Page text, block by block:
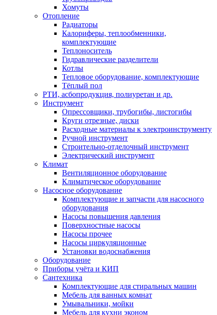
Хомуты
Отопление
Радиаторы
Калориферы, теплообменники,
комплектующие
Теплоноситель
Гидравлические разделители
Котлы
Тепловое оборудование, комплектующие
Тёплый пол
РТИ, асбопродукция, полиуретан и др.
Инструмент
Опрессовщики, трубогибы, листогибы
Круги отрезные, диски
Расходные материалы к электроинструменту
Ручной инструмент
Строительно-отделочный инструмент
Электрический инструмент
Климат
Вентиляционное оборудование
Климатическое оборудование
Насосное оборудование
Комплектующие и запчасти для насосного
оборудования
Насосы повышения давления
Поверхностные насосы
Насосы прочее
Насосы циркуляционные
Установки водоснабжения
Оборудование
Приборы учёта и КИП
Сантехника
Комплектующие для стиральных машин
Мебель для ванных комнат
Умывальники, мойки
Мебель для кухни эконом